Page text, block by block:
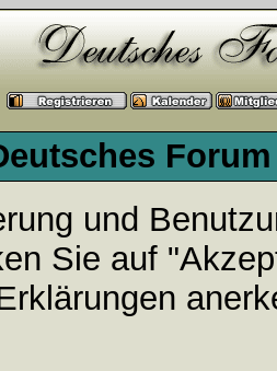
und
Sie auf